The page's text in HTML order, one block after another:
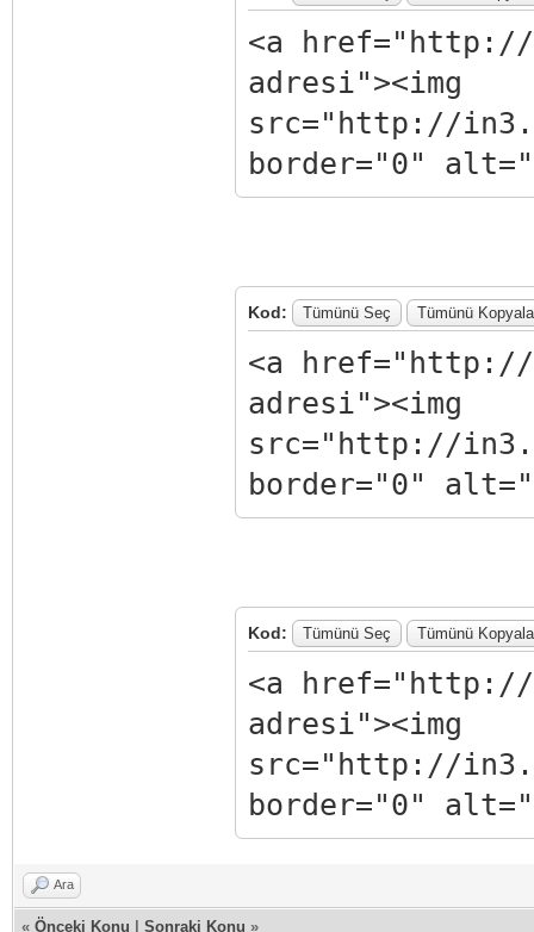
<a
adresi"><img
src="http://
border="0"
Kod: Tümünü Seç Tümünü Kopyala
<a
adresi"><img
src="http://
border="0"
Kod: Tümünü Seç Tümünü Kopyala
<a
adresi"><img
src="http://
border="0"
Ara
« Önceki Konu Sonraki Konu »